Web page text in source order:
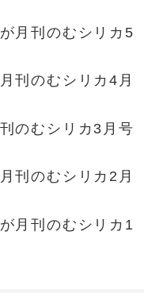
月刊のむシリカ5
刊のむシリカ4月
のむシリカ3月号
刊のむシリカ2月
月刊のむシリカ1